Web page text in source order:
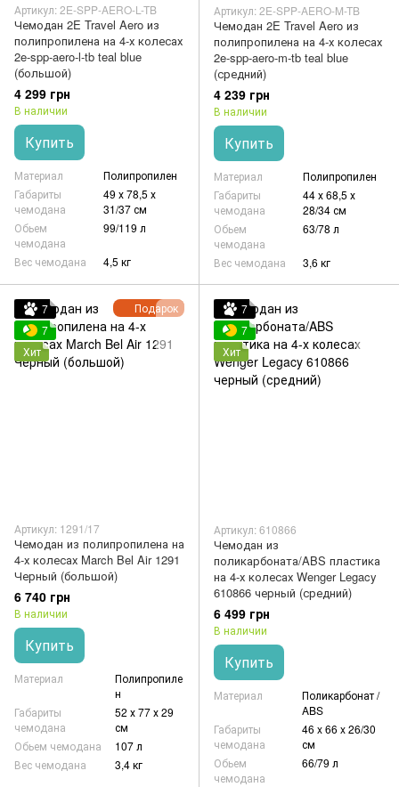
Артикул: 2E-SPP-AERO-L-TB
Чемодан 2E Travel Aero из
полипропилена на 4-х колесах
2e-spp-aero-l-tb teal blue
(большой)
4 299 грн
В наличии
Купить
Материал
Полипропилен
Габариты
чемодана
49 х 78,5 х
31/37 см
Обьем
чемодана
99/119 л
Вес чемодана 4,5 кг
Артикул: 2E-SPP-AERO-M-TB
Чемодан 2E Travel Aero из
полипропилена на 4-х колесах
2e-spp-aero-m-tb teal blue
(средний)
4 239 грн
В наличии
Купить
Материал
Полипропилен
Габариты
чемодана
44 х 68,5 х
28/34 см
Обьем
чемодана
63/78 л
Вес чемодана 3,6 кг
Подарок
7
7
Хит
Артикул: 1291/17
Чемодан из полипропилена на
4-х колесах March Bel Air 1291
Черный (большой)
6 740 грн
В наличии
Купить
Материал
Полипропиле
н
Габариты
чемодана
52 х 77 х 29
см
Обьем чемодана
107 л
Вес чемодана
3,4 кг
7
7
Хит
Артикул: 610866
Чемодан из
поликарбоната/ABS пластика
на 4-х колесах Wenger Legacy
610866 черный (средний)
6 499 грн
В наличии
Купить
Материал
Поликарбонат /
ABS
Габариты
чемодана
46 x 66 x 26/30
см
Обьем
чемодана
66/79 л